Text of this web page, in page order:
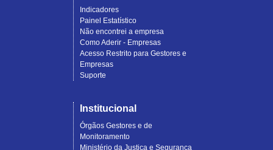
Indicadores
Painel Estatístico
Não encontrei a empresa
Como Aderir - Empresas
Acesso Restrito para Gestores e
Empresas
Suporte
Institucional
Órgãos Gestores e de
Monitoramento
Ministério da Justiça e Segurança